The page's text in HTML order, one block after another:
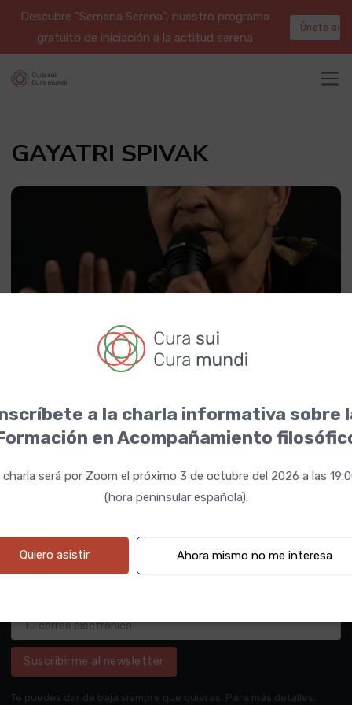
Descubre "Semana Serena", nuestro programa
gratuito de iniciación a la actitud serena
Únete aquí
GAYATRI SPIVAK
Suscribirme al newsletter
Te puedes dar de baja siempre que quieras. Para más detalles,
a la charla informativa sobre
en Acompañamiento
charla será por Zoom el próximo 3 de octubre del 2026 a las
(hora peninsular española).
Quiero asistir Ahora mismo no me interesa